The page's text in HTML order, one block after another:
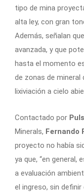
tipo de mina
alta ley, con gran
Además, señalan
avanzada, y que
hasta el momento
de zonas de mineral
lixiviación a cielo
Contactado por
Minerals, Fernando
proyecto no había
ya que, “en
a evaluación
el ingreso, sin